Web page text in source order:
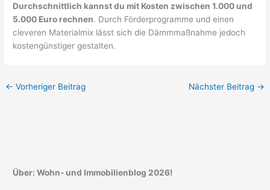
Durchschnittlich kannst du mit Kosten zwischen 1.000 und
5.000 Euro rechnen. Durch Förderprogramme und einen
cleveren Materialmix lässt sich die Dämmmaßnahme jedoch
kostengünstiger gestalten.
← Vorheriger Beitrag Nächster Beitrag →
Über: Wohn- und Immobilienblog 2026!